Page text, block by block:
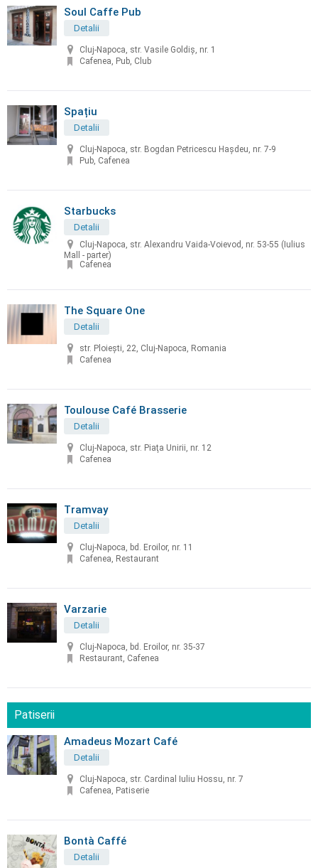
Soul Caffe Pub
Detalii
Cluj-Napoca, str. Vasile Goldiș, nr. 1
Cafenea, Pub, Club
Spațiu
Detalii
Cluj-Napoca, str. Bogdan Petricescu Hașdeu, nr. 7-9
Pub, Cafenea
Starbucks
Detalii
Cluj-Napoca, str. Alexandru Vaida-Voievod, nr. 53-55 (Iulius
Mall - parter)
Cafenea
The Square One
Detalii
str. Ploiești, 22, Cluj-Napoca, Romania
Cafenea
Toulouse Café Brasserie
Detalii
Cluj-Napoca, str. Piaţa Unirii, nr. 12
Cafenea
Tramvay
Detalii
Cluj-Napoca, bd. Eroilor, nr. 11
Cafenea, Restaurant
Varzarie
Detalii
Cluj-Napoca, bd. Eroilor, nr. 35-37
Restaurant, Cafenea
Patiserii
Amadeus Mozart Café
Detalii
Cluj-Napoca, str. Cardinal Iuliu Hossu, nr. 7
Cafenea, Patiserie
Bontà Caffé
Detalii